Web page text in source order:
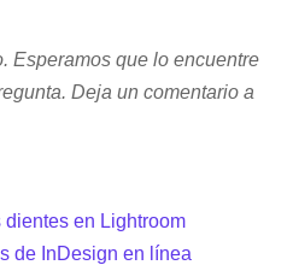
Esperamos que lo encuentre
Deja un comentario a
en Lightroom
de InDesign en línea